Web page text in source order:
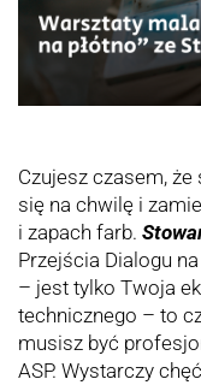
Czujesz czasem,
się na chwilę i
i zapach farb.
Przejścia Dialogu
– jest tylko Twoja
technicznego – to
musisz być
ASP. Wystarczy